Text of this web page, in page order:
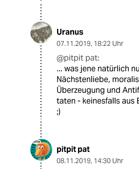
Uranus
07.11.2019, 18:22 Uhr
@pitpit pat:
... was jene natürlich
Nächstenliebe,
Überzeugung und
taten - keinesfalls aus
;)
pitpit pat
08.11.2019, 14:30 Uhr